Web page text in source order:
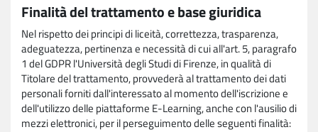
Finalità del trattamento e base giuridica
Nel rispetto dei principi di liceità, correttezza, trasparenza,
adeguatezza, pertinenza e necessità di cui all'art. 5, paragrafo
1 del GDPR l'Università degli Studi di Firenze, in qualità di
Titolare del trattamento, provvederà al trattamento dei dati
personali forniti dall'interessato al momento dell'iscrizione e
dell'utilizzo delle piattaforme E-Learning, anche con l'ausilio di
mezzi elettronici, per il perseguimento delle seguenti finalità: